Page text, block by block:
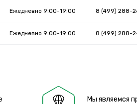
Ежедневно 9:00-19:00 8 (499) 288-
Ежедневно 9:00-19:00 8 (499) 288-
Мы являемся